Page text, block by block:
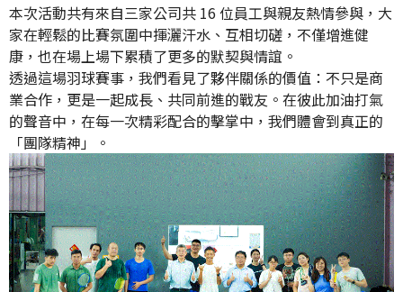
本次活動共有來自三家公司共 16 位員工與親友熱情參與，大
家在輕鬆的比賽氛圍中揮灑汗水、互相切磋，不僅增進健
康，也在場上場下累積了更多的默契與情誼。
透過這場羽球賽事，我們看見了夥伴關係的價值：不只是商
業合作，更是一起成長、共同前進的戰友。在彼此加油打氣
的聲音中，在每一次精彩配合的擊掌中，我們體會到真正的
「團隊精神」。